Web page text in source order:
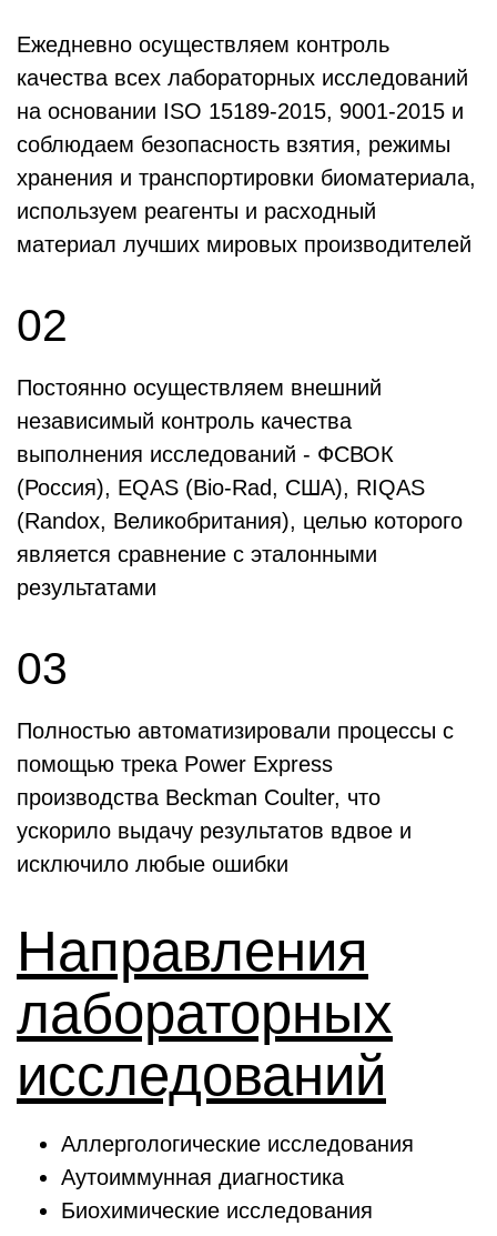
Ежедневно осуществляем контроль
качества всех лабораторных исследований
на основании ISO 15189-2015, 9001-2015 и
соблюдаем безопасность взятия, режимы
хранения и транспортировки биоматериала,
используем реагенты и расходный
материал лучших мировых производителей
02
Постоянно осуществляем внешний
независимый контроль качества
выполнения исследований - ФСВОК
(Россия), EQAS (Bio-Rad, США), RIQAS
(Randox, Великобритания), целью которого
является сравнение с эталонными
результатами
03
Полностью автоматизировали процессы с
помощью трека Power Express
производства Beckman Coulter, что
ускорило выдачу результатов вдвое и
исключило любые ошибки
Направления
лабораторных
исследований
Аллергологические исследования
Аутоиммунная диагностика
Биохимические исследования